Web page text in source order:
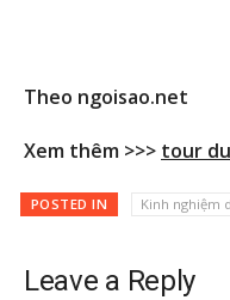
Theo ngoisao.net
Xem thêm >>> tour
POSTED IN Kinh nghiệm
Leave a Reply